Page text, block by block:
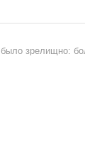
зрелищно: